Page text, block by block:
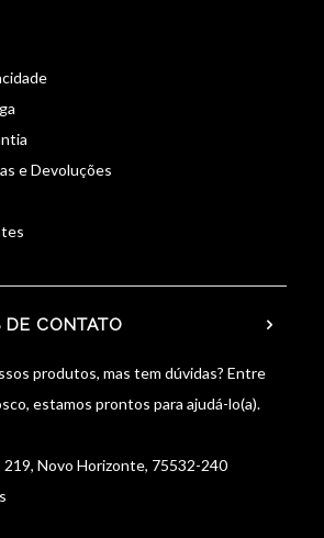
e Devoluções
DE CONTATO
produtos, mas tem dúvidas? Entre
estamos prontos para ajudá-lo(a).
219, Novo Horizonte, 75532-240